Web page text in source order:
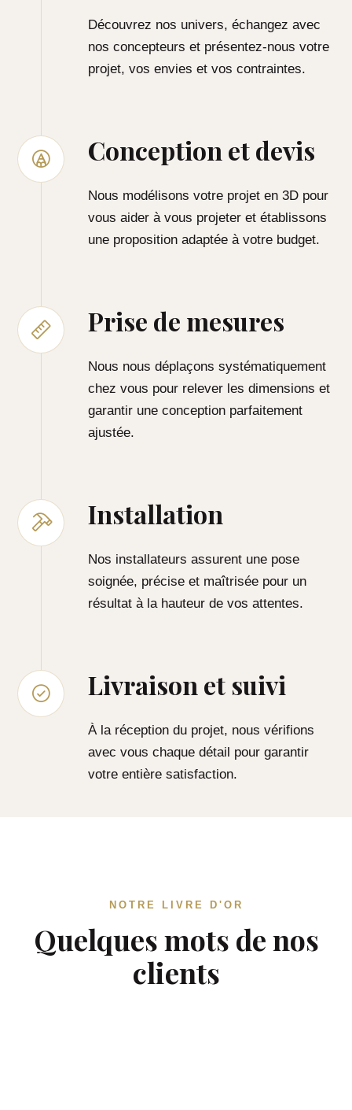
Découvrez nos univers, échangez avec
nos concepteurs et présentez-nous votre
projet, vos envies et vos contraintes.
Conception et devis
Nous modélisons votre projet en 3D pour
vous aider à vous projeter et établissons
une proposition adaptée à votre budget.
Prise de mesures
Nous nous déplaçons systématiquement
chez vous pour relever les dimensions et
garantir une conception parfaitement
ajustée.
Installation
Nos installateurs assurent une pose
soignée, précise et maîtrisée pour un
résultat à la hauteur de vos attentes.
Livraison et suivi
À la réception du projet, nous vérifions
avec vous chaque détail pour garantir
votre entière satisfaction.
NOTRE LIVRE D'OR
Quelques mots de nos
clients